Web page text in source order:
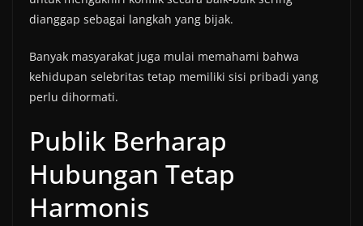
dianggap sebagai langkah yang bijak.
Banyak masyarakat juga mulai memahami bahwa
kehidupan selebritas tetap memiliki sisi pribadi yang
perlu dihormati.
Publik Berharap
Hubungan Tetap
Harmonis